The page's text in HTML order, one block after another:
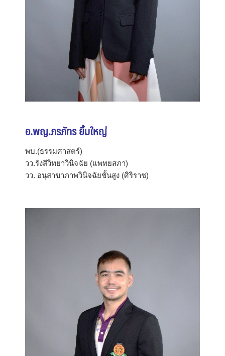
อ.พญ.ภรภัทร ยิ้มใหญ่
พบ.(ธรรมศาสตร์)
วว.รังสีวิทยาวินิจฉัย (แพทยสภา)
วว. อนุสาขาภาพวินิจฉัยชั้นสูง (ศิริราช)